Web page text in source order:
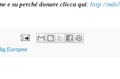
e su perché donare clicca qui: http://
Europee